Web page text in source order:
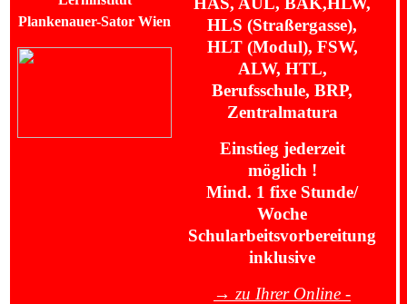
HLS (Straßergasse),
HLT (Modul), FSW,
ALW, HTL,
Berufsschule, BRP,
Zentralmatura
Einstieg jederzeit
möglich !
Mind. 1 fixe Stunde/
Woche
Schularbeitsvorbereitung
inklusive
→ zu Ihrer Online -